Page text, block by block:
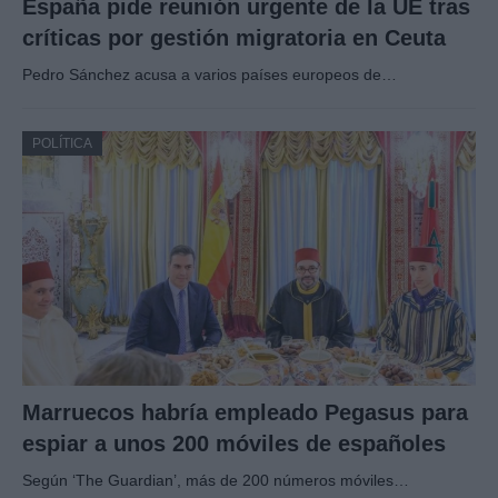
España pide reunión urgente de la UE tras
críticas por gestión migratoria en Ceuta
Pedro Sánchez acusa a varios países europeos de…
POLÍTICA
Marruecos habría empleado Pegasus para
espiar a unos 200 móviles de españoles
Según ‘The Guardian’, más de 200 números móviles…